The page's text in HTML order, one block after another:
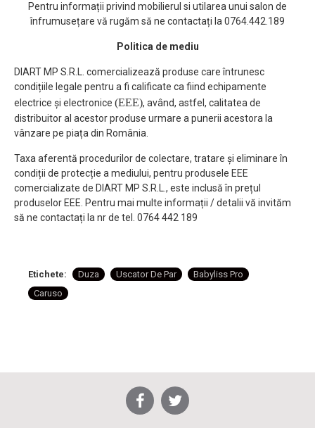
Pentru informații privind mobilierul si utilarea unui salon de
înfrumusețare vă rugăm să ne contactați la 0764.442.189
Politica de mediu
DIART MP S.R.L. comercializează produse care întrunesc
condițiile legale pentru a fi calificate ca fiind echipamente
electrice și electronice (EEE), având, astfel, calitatea de
distribuitor al acestor produse urmare a punerii acestora la
vânzare pe piața din România.
Taxa aferentă procedurilor de colectare, tratare și eliminare în
condiții de protecție a mediului, pentru produsele EEE
comercializate de DIART MP S.R.L., este inclusă în prețul
produselor EEE. Pentru mai multe informații / detalii vă invităm
să ne contactați la nr de tel. 0764 442 189
Etichete: Duza Uscator De Par
Babyliss Pro
Caruso